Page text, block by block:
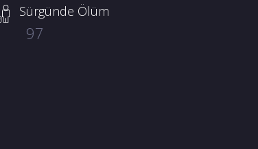
Sürgünde Ölüm
97